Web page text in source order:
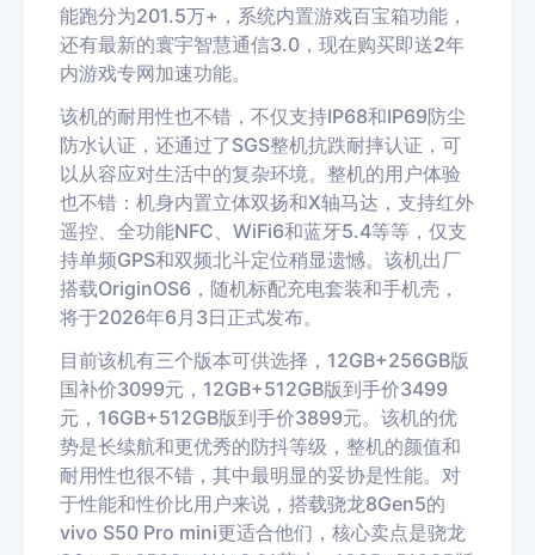
能跑分为201.5万+，系统内置游戏百宝箱功能，
还有最新的寰宇智慧通信3.0，现在购买即送2年
内游戏专网加速功能。
该机的耐用性也不错，不仅支持IP68和IP69防尘
防水认证，还通过了SGS整机抗跌耐摔认证，可
以从容应对生活中的复杂环境。整机的用户体验
也不错：机身内置立体双扬和X轴马达，支持红外
遥控、全功能NFC、WiFi6和蓝牙5.4等等，仅支
持单频GPS和双频北斗定位稍显遗憾。该机出厂
搭载OriginOS6，随机标配充电套装和手机壳，
将于2026年6月3日正式发布。
目前该机有三个版本可供选择，12GB+256GB版
国补价3099元，12GB+512GB版到手价3499
元，16GB+512GB版到手价3899元。该机的优
势是长续航和更优秀的防抖等级，整机的颜值和
耐用性也很不错，其中最明显的妥协是性能。对
于性能和性价比用户来说，搭载骁龙8Gen5的
vivo S50 Pro mini更适合他们，核心卖点是骁龙